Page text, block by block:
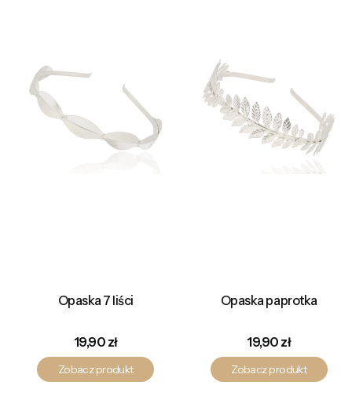
Opaska 7 liści
Cena
19,90 zł
Zobacz produkt
Opaska paprotka
Cena
19,90 zł
Zobacz produkt